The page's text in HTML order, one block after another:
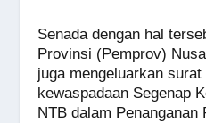
Senada dengan hal
Provinsi (Pemprov)
juga mengeluarkan
kewaspadaan Segenap
NTB dalam